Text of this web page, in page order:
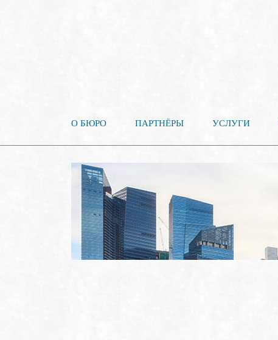
О БЮРО ПАРТНЁРЫ УСЛУГИ